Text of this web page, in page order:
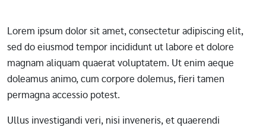
Lorem ipsum dolor sit amet, consectetur adipiscing elit,
sed do eiusmod tempor incididunt ut labore et dolore
magnam aliquam quaerat voluptatem. Ut enim aeque
doleamus animo, cum corpore dolemus, fieri tamen
permagna accessio potest.
Ullus investigandi veri, nisi inveneris, et quaerendi